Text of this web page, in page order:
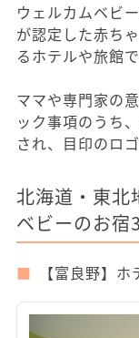
ウェルカムベビ
が認定した赤ち
るホテルや旅館で
ママや専門家の
ック事項のうち
され、目印のロ
北海道・東北
ベビーのお宿
【富良野】